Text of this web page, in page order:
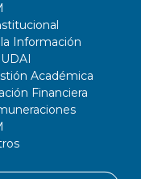
Información
Académica
Financiera